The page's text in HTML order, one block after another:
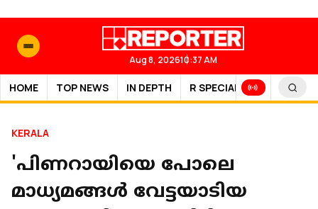
Aug 8, 202610:37 AM
HOME TOP NEWS IN DEPTH R SPECIAL SPORTS
KERALA
'പിണറായിയെ പോലെ
മാധ്യമങ്ങൾ വേട്ടയാടിയ